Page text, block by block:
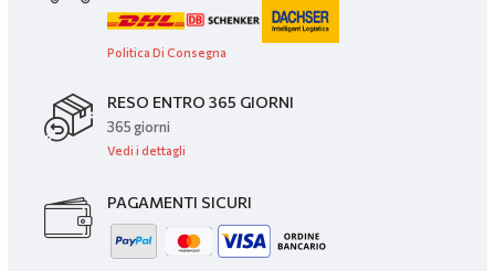
Politica Di Consegna
RESO ENTRO 365 GIORNI
365 giorni
Vedi i dettagli
PAGAMENTI SICURI